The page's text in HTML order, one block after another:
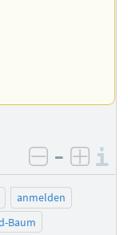
negativ
–
anmelden
Baum